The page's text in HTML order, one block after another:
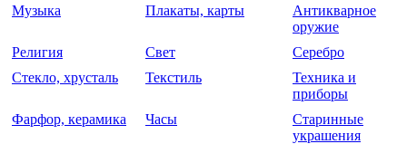
Музыка Плакаты, карты
Антикварное
оружие
Религия
Свет
Серебро
Стекло, хрусталь
Текстиль
Техника и
приборы
Фарфор, керамика
Часы
Старинные
украшения